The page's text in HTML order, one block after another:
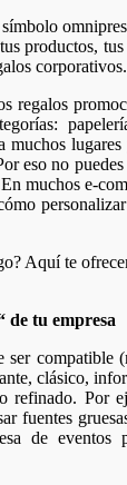
productos,
corporativos.
regalos
muchos
eso no
muchos e-
Aquí te
de tu empresa
ser compatible
clásico,
refinado. Por
fuentes
de eventos